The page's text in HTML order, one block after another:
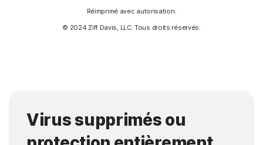
Réimprimé avec autorisation.
© 2024 Ziff Davis, LLC. Tous droits réservés.
Virus supprimés ou